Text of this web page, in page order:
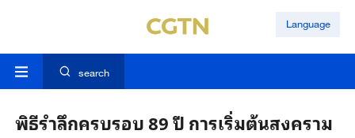
Language
search
พิธีรำลึกครบรอบ 89 ปี การเริ่มต้นสงคราม